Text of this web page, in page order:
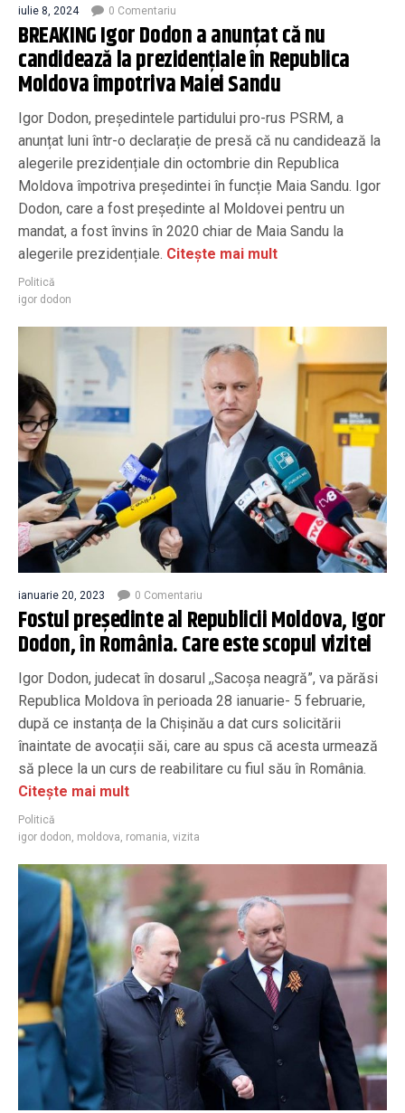
iulie 8, 2024 0 Comentariu
BREAKING Igor Dodon a anunțat că nu
candidează la prezidențiale în Republica
Moldova împotriva Maiei Sandu
Igor Dodon, președintele partidului pro-rus PSRM, a
anunțat luni într-o declarație de presă că nu candidează la
alegerile prezidențiale din octombrie din Republica
Moldova împotriva președintei în funcție Maia Sandu. Igor
Dodon, care a fost președinte al Moldovei pentru un
mandat, a fost învins în 2020 chiar de Maia Sandu la
alegerile prezidențiale. Citește mai mult
Politică
igor dodon
ianuarie 20, 2023 0 Comentariu
Fostul preşedinte al Republicii Moldova, Igor
Dodon, în România. Care este scopul vizitei
Igor Dodon, judecat în dosarul ,,Sacoșa neagră”, va părăsi
Republica Moldova în perioada 28 ianuarie- 5 februarie,
după ce instanța de la Chișinău a dat curs solicitării
înaintate de avocații săi, care au spus că acesta urmează
să plece la un curs de reabilitare cu fiul său în România.
Citește mai mult
Politică
igor dodon, moldova, romania, vizita